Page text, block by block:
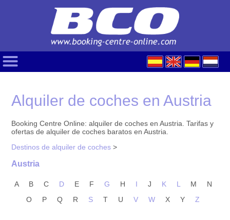
Alquiler de coches en Austria
Booking Centre Online: alquiler de coches en Austria. Tarifas y
ofertas de alquiler de coches baratos en Austria.
Destinos de alquiler de coches >
Austria
A B C D E F G H I J K L M
N
O
P Q R S T U V W X Y Z